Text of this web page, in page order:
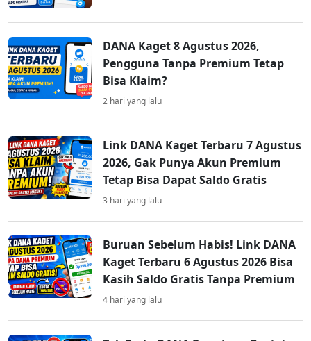
DANA Kaget 8 Agustus 2026,
Pengguna Tanpa Premium Tetap
Bisa Klaim?
2 hari yang lalu
Link DANA Kaget Terbaru 7 Agustus
2026, Gak Punya Akun Premium
Tetap Bisa Dapat Saldo Gratis
3 hari yang lalu
Buruan Sebelum Habis! Link DANA
Kaget Terbaru 6 Agustus 2026 Bisa
Kasih Saldo Gratis Tanpa Premium
4 hari yang lalu